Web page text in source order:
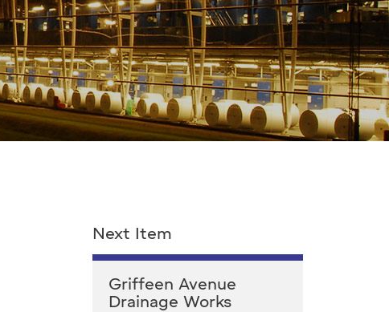
Next Item
Griffeen Avenue
Drainage Works